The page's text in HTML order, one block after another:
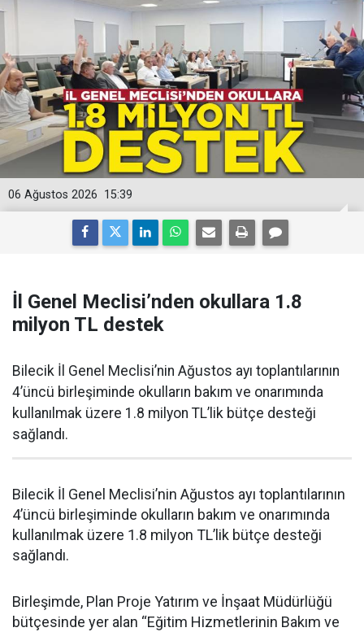
15:39
06 Ağustos 2026
İl Genel Meclisi’nden okullara 1.8
milyon TL destek
Bilecik İl Genel Meclisi’nin Ağustos ayı toplantılarının
4’üncü birleşiminde okulların bakım ve onarımında
kullanılmak üzere 1.8 milyon TL’lik bütçe desteği
sağlandı.
Bilecik İl Genel Meclisi’nin Ağustos ayı toplantılarının
4’üncü birleşiminde okulların bakım ve onarımında
kullanılmak üzere 1.8 milyon TL’lik bütçe desteği
sağlandı.
Birleşimde, Plan Proje Yatırım ve İnşaat Müdürlüğü
bütçesinde yer alan “Eğitim Hizmetlerinin Bakım ve